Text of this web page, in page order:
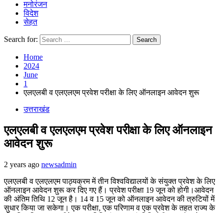
मनोरंजन
विदेश
सेहत
Search for:
Home
2024
June
1
एलएलबी व एलएलएम प्रवेश परीक्षा के लिए ऑनलाइन आवेदन शुरू
उत्तराखंड
एलएलबी व एलएलएम प्रवेश परीक्षा के लिए ऑनलाइन
आवेदन शुरू
2 years ago newsadmin
एलएलबी व एलएलएम पाठ्यक्रम में तीन विश्वविद्यालयों के संयुक्त प्रवेश के लिए
ऑनलाइन आवेदन शुरू कर दिए गए हैं। प्रवेश परीक्षा 19 जून को होगी।आवेदन
की अंतिम तिथि 12 जून है। 14 व 15 जून को ऑनलाइन आवेदन की त्रुटियों में
सुधार किया जा सकेगा। एक परीक्षा, एक परिणाम व एक प्रवेश के तहत राज्य के